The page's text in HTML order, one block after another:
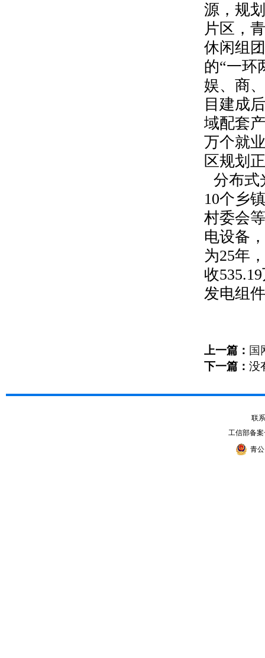
源，规
片区，
休闲组
的“一环
娱、商
目建成
域配套
万个就
区规划
分布式
10个乡
村委会
电设备
为25年
收535.19
发电组
上一篇： 国
下一篇： 没
联
工信部备
青公